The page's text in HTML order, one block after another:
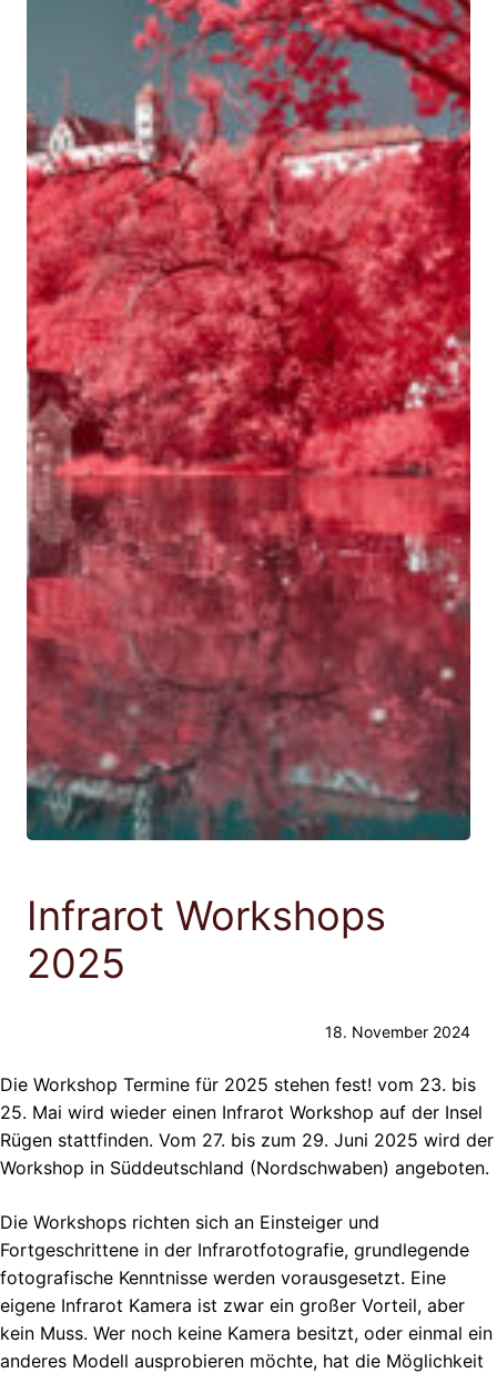
Infrarot Workshops
2025
18. November 2024
Die Workshop Termine für 2025 stehen fest! vom 23. bis
25. Mai wird wieder einen Infrarot Workshop auf der Insel
Rügen stattfinden. Vom 27. bis zum 29. Juni 2025 wird der
Workshop in Süddeutschland (Nordschwaben) angeboten.
Die Workshops richten sich an Einsteiger und
Fortgeschrittene in der Infrarotfotografie, grundlegende
fotografische Kenntnisse werden vorausgesetzt. Eine
eigene Infrarot Kamera ist zwar ein großer Vorteil, aber
kein Muss. Wer noch keine Kamera besitzt, oder einmal ein
anderes Modell ausprobieren möchte, hat die Möglichkeit